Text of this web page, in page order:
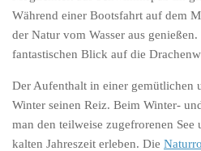
Während einer Bootsfahrt auf dem
der Natur vom Wasser aus
fantastischen Blick auf die
Der Aufenthalt in einer gemütlichen
Winter seinen Reiz. Beim Winter-
man den teilweise zugefrorenen See
kalten Jahreszeit erleben. Die